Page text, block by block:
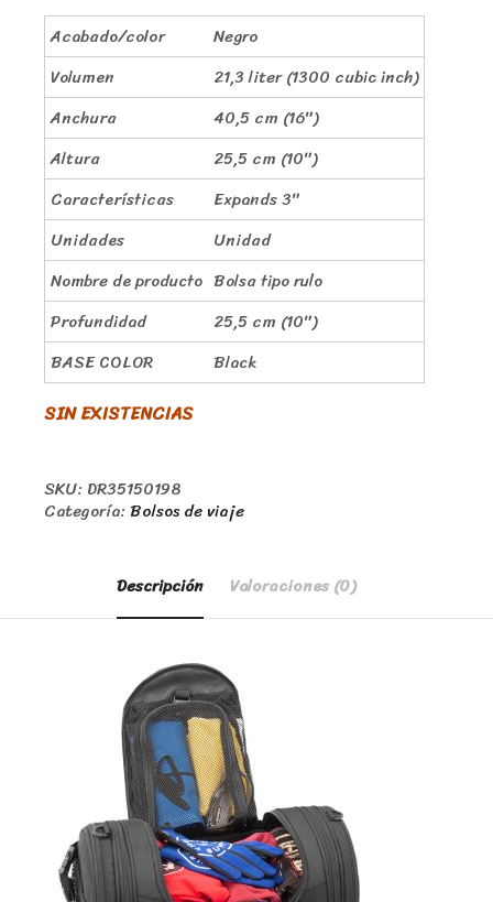
Acabado/color
Negro
Volumen
21,3 liter (1300 cubic inch)
Anchura
40,5 cm (16″)
Altura
25,5 cm (10″)
Características
Expands 3″
Unidades
Unidad
Nombre de producto Bolsa tipo rulo
Profundidad
25,5 cm (10″)
BASE COLOR
Black
SIN EXISTENCIAS
SKU: DR35150198
Categoría: Bolsos de viaje
Descripción Valoraciones (0)